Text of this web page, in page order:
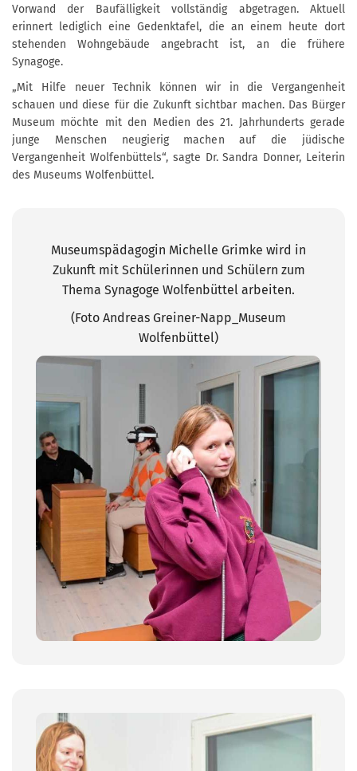
Vorwand der Baufälligkeit vollständig abgetragen. Aktuell
erinnert lediglich eine Gedenktafel, die an einem heute dort
stehenden Wohngebäude angebracht ist, an die frühere
Synagoge.
„Mit Hilfe neuer Technik können wir in die Vergangenheit
schauen und diese für die Zukunft sichtbar machen. Das Bürger
Museum möchte mit den Medien des 21. Jahrhunderts gerade
junge Menschen neugierig machen auf die jüdische
Vergangenheit Wolfenbüttels“, sagte Dr. Sandra Donner, Leiterin
des Museums Wolfenbüttel.
Museumspädagogin Michelle Grimke wird in
Zukunft mit Schülerinnen und Schülern zum
Thema Synagoge Wolfenbüttel arbeiten.
(Foto Andreas Greiner-Napp_Museum
Wolfenbüttel)